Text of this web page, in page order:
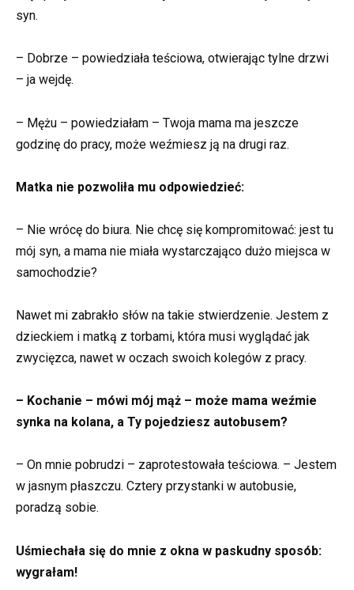
syn.
– Dobrze – powiedziała teściowa, otwierając tylne drzwi
– ja wejdę.
– Mężu – powiedziałam – Twoja mama ma jeszcze
godzinę do pracy, może weźmiesz ją na drugi raz.
Matka nie pozwoliła mu odpowiedzieć:
– Nie wrócę do biura. Nie chcę się kompromitować: jest tu
mój syn, a mama nie miała wystarczająco dużo miejsca w
samochodzie?
Nawet mi zabrakło słów na takie stwierdzenie. Jestem z
dzieckiem i matką z torbami, która musi wyglądać jak
zwycięzca, nawet w oczach swoich kolegów z pracy.
– Kochanie – mówi mój mąż – może mama weźmie
synka na kolana, a Ty pojedziesz autobusem?
– On mnie pobrudzi – zaprotestowała teściowa. – Jestem
w jasnym płaszczu. Cztery przystanki w autobusie,
poradzą sobie.
Uśmiechała się do mnie z okna w paskudny sposób:
wygrałam!